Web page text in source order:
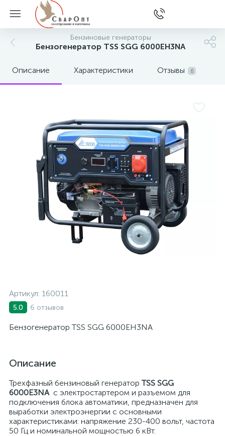
Бензиновые генераторы
Бензогенератор TSS SGG 6000EH3NA
Описание Характеристики Отзывы 6
Артикул: 160011
5.0 6 отзывов
Бензогенератор TSS SGG 6000EH3NA
Описание
Трехфазный бензиновый генераторTSS SGG
6000E3NAс электростартером и разъемом для
подключения блока автоматики, предназначен для
выработки электроэнергии с основными
характеристиками: напряжение 230-400 вольт, частота
50 Гц и номинальной мощностью 6 кВт.